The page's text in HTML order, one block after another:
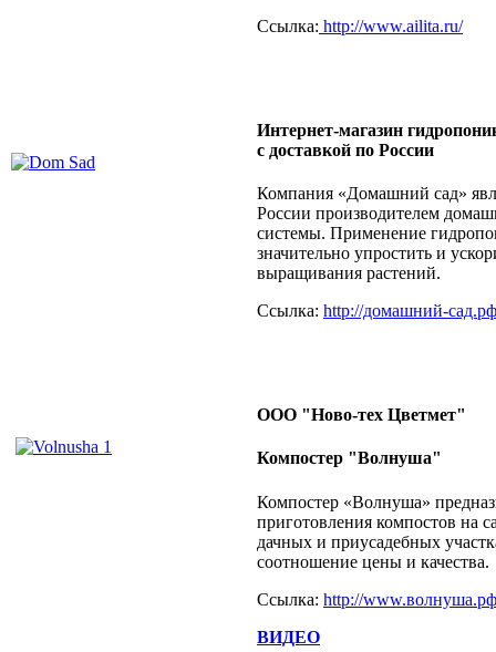
Ссылка: http://www.ailita.ru/
Интернет-магазин
с доставкой по России
Компания «Домашний сад»
России производителем
системы. Применение
значительно упростить и
выращивания растений.
Ссылка: http://домашний-сад.рф
ООО "Ново-тех Цветмет"
Компостер "Волнуша"
Компостер «Волнуша»
приготовления компостов на
дачных и приусадебных
соотношение цены и качества.
Ссылка: http://
ВИДЕО